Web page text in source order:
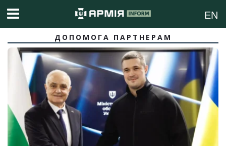
EN
ДОПОМОГА ПАРТНЕРАМ